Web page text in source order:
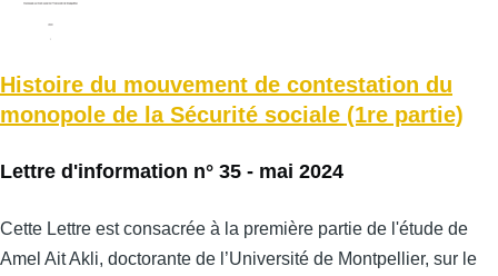
Histoire du mouvement de contestation du
monopole de la Sécurité sociale (1re partie)
Lettre d'information n° 35 - mai 2024
Cette Lettre est consacrée à la première partie de l'étude de
Amel Ait Akli, doctorante de l’Université de Montpellier, sur le